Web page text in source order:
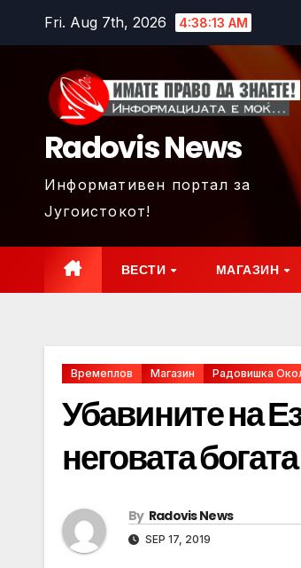
Fri. Aug 7th, 2026 4:38:15 AM
Radovis News
Информативен портал за
Југоистокот!
ВЕСТИ МАГАЗИН
Времеплов Магазин Радовишка
Убавините на
неговата
By Radovis News
SEP 17, 2019